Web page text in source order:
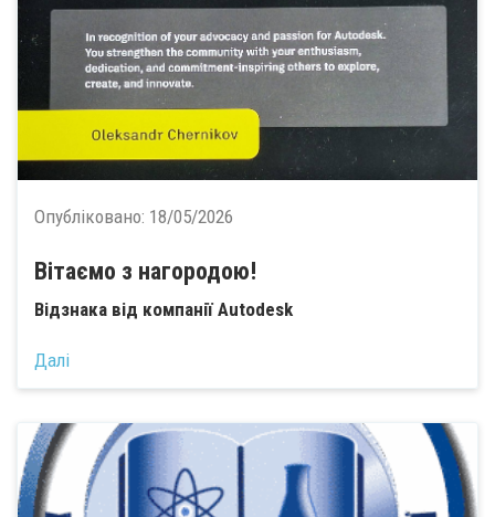
Опубліковано: 18/05/2026
Вітаємо з нагородою!
Відзнака від компанії Autodesk
Далі